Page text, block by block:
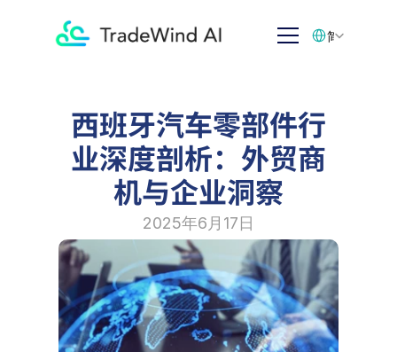
西班牙汽车零部件行
业深度剖析：外贸商
机与企业洞察
2025年6月17日
简体中文